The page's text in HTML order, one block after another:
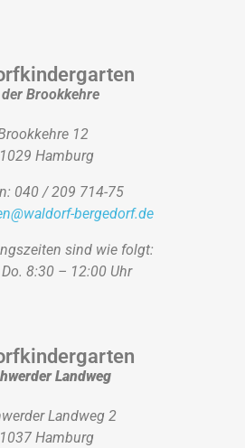
Brookkehre
12
Hamburg
040 / 209 714-75
bergedorf.de
sind wie folgt:
8:30 – 12:00 Uhr
Landweg
Landweg 2
Hamburg